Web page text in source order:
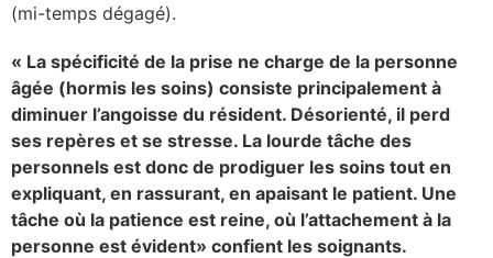
(mi-temps dégagé).
« La spécificité de la prise ne charge de la personne
âgée (hormis les soins) consiste principalement à
diminuer l’angoisse du résident. Désorienté, il perd
ses repères et se stresse. La lourde tâche des
personnels est donc de prodiguer les soins tout en
expliquant, en rassurant, en apaisant le patient. Une
tâche où la patience est reine, où l’attachement à la
personne est évident» confient les soignants.